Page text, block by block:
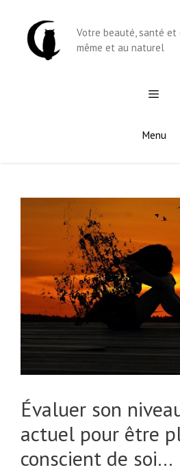
contenu
Votre beauté, santé et
même et au naturel
Menu
Évaluer son
actuel pour être
conscient de soi…